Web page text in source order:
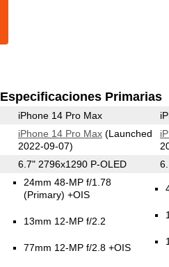
Especificaciones Primarias
iPhone 14 Pro Max
iPhone 14 Pro Max(Launched
2022-09-07)
6.7" 2796x1290 P-OLED
24mm 48-MP f/1.78
(Primary) +OIS
13mm 12-MP f/2.2
77mm 12-MP f/2.8 +OIS